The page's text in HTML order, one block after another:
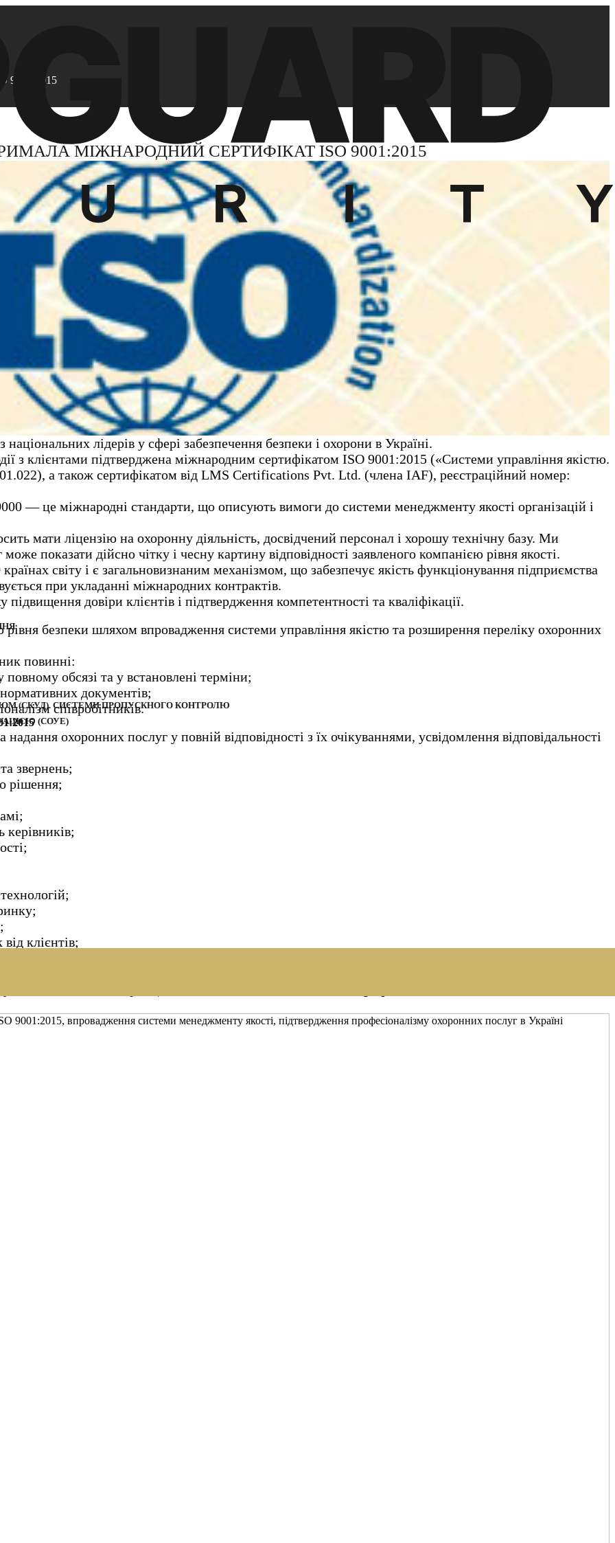
(СКУД). СИСТЕМИ ПРОПУСКНОГО КОНТРОЛЮ
(СОУЕ)
9001:2015
МІЖНАРОДНИЙ СЕРТИФІКАТ ISO 9001:2015
лідерів у сфері забезпечення безпеки і охорони в Україні.
з клієнтами підтверджена міжнародним сертифікатом ISO 9001:2015 («Системи управління якістю.
а також сертифікатом від LMS Certifications Pvt. Ltd. (члена IAF), реєстраційний номер:
— це міжнародні стандарти, що описують вимоги до системи менеджменту якості організацій і
мати ліцензію на охоронну діяльність, досвідчений персонал і хорошу технічну базу. Ми
показати дійсно чітку і чесну картину відповідності заявленого компанією рівня якості.
світу і є загальновизнаним механізмом, що забезпечує якість функціонування підприємства
при укладанні міжнародних контрактів.
довіри клієнтів і підтвердження компетентності та кваліфікації.
рівня безпеки шляхом впровадження системи управління якістю та розширення переліку охоронних
повинні:
обсязі та у встановлені терміни;
документів;
співробітників.
охоронних послуг у повній відповідності з їх очікуваннями, усвідомлення відповідальності
звернень;
рішення;
керівників;
клієнтів;
наш головний принцип: